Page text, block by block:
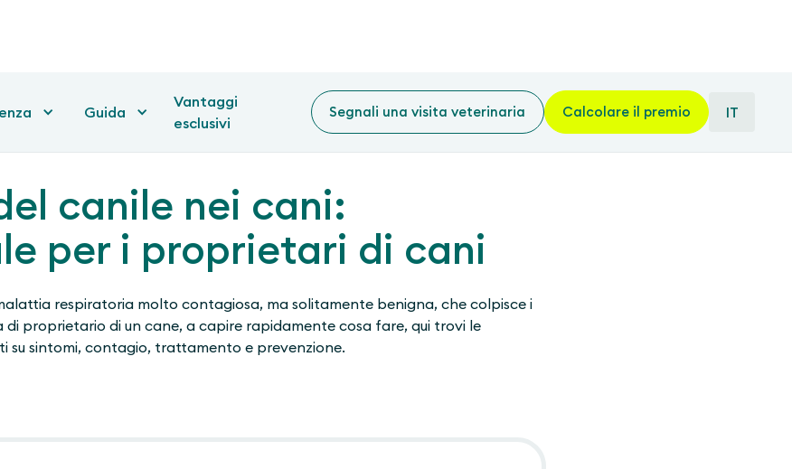
Guida
Vantaggi
esclusivi
Segnali una visita veterinaria Calcolare il premio IT
canile nei cani:
per i proprietari di cani
respiratoria molto contagiosa, ma solitamente benigna, che colpisce i
di proprietario di un cane, a capire rapidamente cosa fare, qui trovi le
su sintomi, contagio, trattamento e prevenzione.